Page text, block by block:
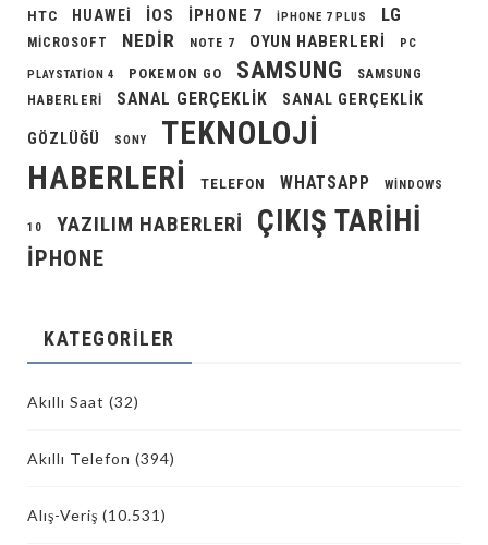
HTC
HUAWEI IOS IPHONE 7 IPHONE 7 PLUS LG
MICROSOFT NEDIR NOTE 7 OYUN HABERLERI PC
PLAYSTATION 4 POKEMON GO SAMSUNG
SAMSUNG
HABERLERI
SANAL GERÇEKLIK SANAL GERÇEKLIK
GÖZLÜĞÜ SONY
TEKNOLOJI
HABERLERI
TELEFON WHATSAPP WINDOWS
10 YAZILIM HABERLERI ÇIKIŞ TARIHI
İPHONE
KATEGORILER
Akıllı Saat (32)
Akıllı Telefon (394)
Alış-Veriş (10.531)